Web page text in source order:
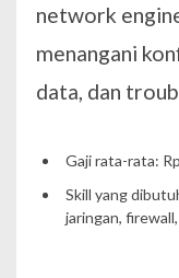
network
menangani
data, dan
Gaji rata-rata:
Skill yang
jaringan,